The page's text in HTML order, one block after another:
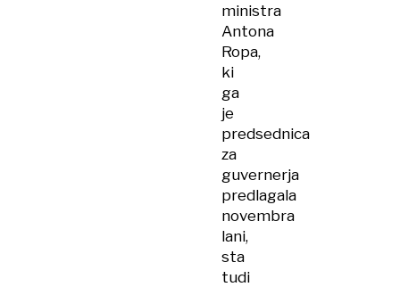
ministra
Antona
Ropa,
ki
ga
je
predsednica
za
guvernerja
predlagala
novembra
lani,
sta
tudi